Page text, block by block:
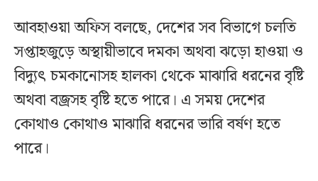
আবহাওয়া অফিস বলছে, দেশের সব বিভাগে চলতি
সপ্তাহজুড়ে অস্থায়ীভাবে দমকা অথবা ঝড়ো হাওয়া ও
বিদ্যুৎ চমকানোসহ হালকা থেকে মাঝারি ধরনের বৃষ্টি
অথবা বজ্রসহ বৃষ্টি হতে পারে। এ সময় দেশের
কোথাও কোথাও মাঝারি ধরনের ভারি বর্ষণ হতে
পারে।